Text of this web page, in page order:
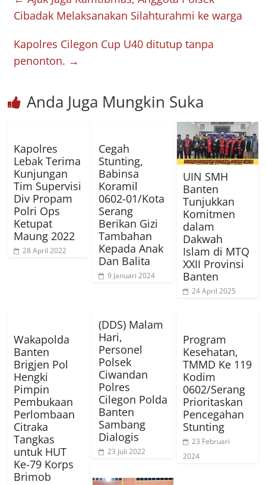
Cibadak Melaksanakan Silahturahmi ke warga
Kapolres Cilegon Cup U40 ditutup tanpa
penonton. →
Anda Juga Mungkin Suka
Kapolres
Lebak Terima
Kunjungan
Tim Supervisi
Div Propam
Polri Ops
Ketupat
Maung 2022
28 April 2022
Cegah
Stunting,
Babinsa
Koramil
0602-01/Kota
Serang
Berikan Gizi
Tambahan
Kepada Anak
Dan Balita
9 Januari 2024
UIN SMH
Banten
Tunjukkan
Komitmen
dalam
Dakwah
Islam di MTQ
XXII Provinsi
Banten
24 April 2025
Wakapolda
Banten
Brigjen Pol
Hengki
Pimpin
Pembukaan
Perlombaan
Citraka
Tangkas
untuk HUT
Ke-79 Korps
Brimob
(DDS) Malam
Hari,
Personel
Polsek
Ciwandan
Polres
Cilegon Polda
Banten
Sambang
Dialogis
23 Juli 2022
Program
Kesehatan,
TMMD Ke 119
Kodim
0602/Serang
Prioritaskan
Pencegahan
Stunting
23 Februari
2024